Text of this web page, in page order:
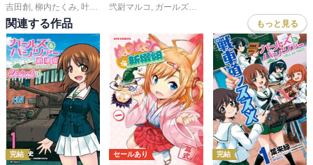
吉田創 柳内たくみ 叶世べんち
弐尉マルコ
ガールズ＆パンツァー製作委員会
関連する作品 もっと見る
完結 セールあり 完結